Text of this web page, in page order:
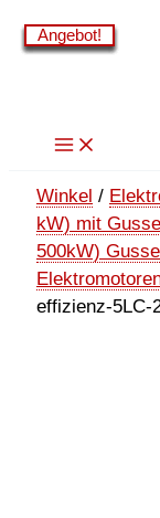
Zum
Inhalt
Winkel /
kW) mit
500kW)
effizienz-5LC-
Angebot!
Angebot!
Angebot!
Angebot!
Angebot!
Angebot!
Angebot!
Angebot!